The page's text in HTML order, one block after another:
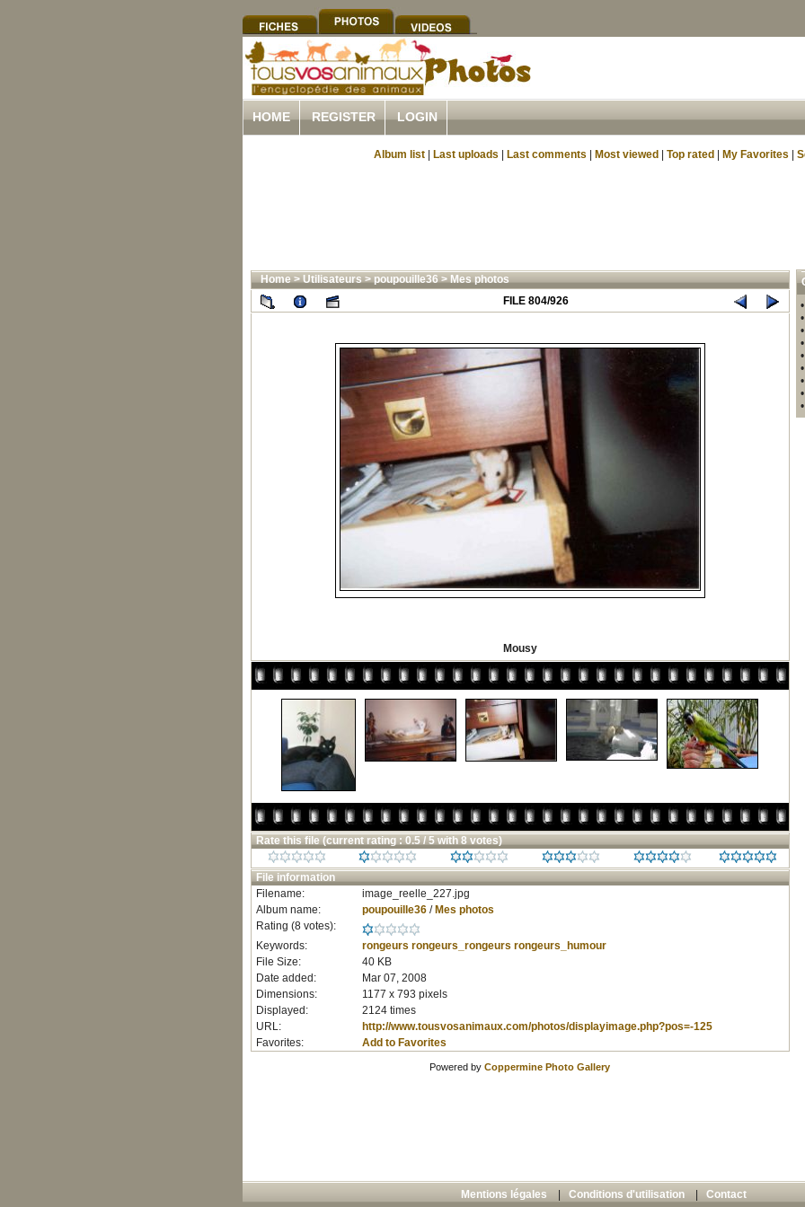
HOME REGISTER LOGIN
Album list Last uploads Last comments Most viewed Top rated My Favorites
Home>Utilisateurs>poupouille36>Mes photos
FILE 804/926
Mousy
Rate this file (current rating : 0.5 / 5 with 8 votes)
File information
Filename:
image_reelle_227.jpg
Album name:
poupouille36/ Mes photos
Rating (8 votes):
Keywords:
rongeurs rongeurs_rongeurs rongeurs_humour
File Size:
40 KB
Date added:
Mar 07, 2008
Dimensions:
1177 x 793 pixels
Displayed:
2124 times
URL:
http://www.tousvosanimaux.com/photos/displayimage.php?pos=-125
Favorites:
Add to Favorites
Powered by Coppermine Photo Gallery
•
•
•
•
Mentions légales Conditions d'utilisation Contact